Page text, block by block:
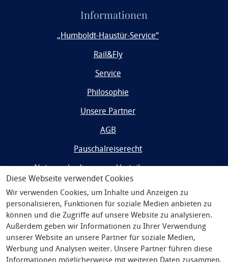
Diese Webseite verwendet Cookies
Wir verwenden Cookies, um Inhalte und Anzeigen zu
personalisieren, Funktionen für soziale Medien anbieten zu
können und die Zugriffe auf unsere Website zu analysieren.
Außerdem geben wir Informationen zu Ihrer Verwendung
unserer Website an unsere Partner für soziale Medien,
Werbung und Analysen weiter. Unsere Partner führen diese
Informationen möglicherweise mit weiteren Daten zusammen,
Informationen
„Humboldt-Haustür-Service“
Rail&Fly
Service
Philosophie
Unsere Partner
AGB
Pauschalreiserecht
Nutzungsbedingungen Vorteilsprogramm
Widerrufsrecht/Datenschutz